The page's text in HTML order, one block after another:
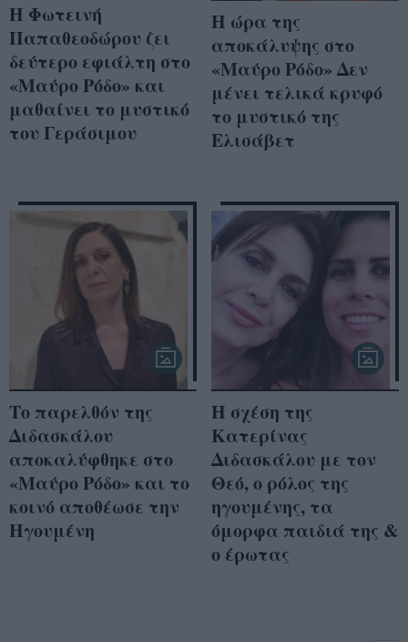
Η Φωτεινή
Παπαθεοδώρου ζει
δεύτερο εφιάλτη στο
«Μαύρο Ρόδο» και
μαθαίνει το μυστικό
του Γεράσιμου
Η ώρα της
αποκάλυψης στο
«Μαύρο Ρόδο» Δεν
μένει τελικά κρυφό
το μυστικό της
Ελισάβετ
Το παρελθόν της
Διδασκάλου
αποκαλύφθηκε στο
«Μαύρο Ρόδο» και το
κοινό αποθέωσε την
Ηγουμένη
Η σχέση της
Κατερίνας
Διδασκάλου με τον
Θεό, ο ρόλος της
ηγουμένης, τα
όμορφα παιδιά της &
ο έρωτας